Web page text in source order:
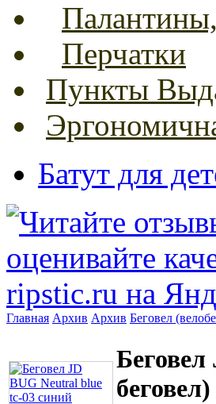
Перчатки
Пункты
Батут для
Главная Архив Архив Беговел
беговел)